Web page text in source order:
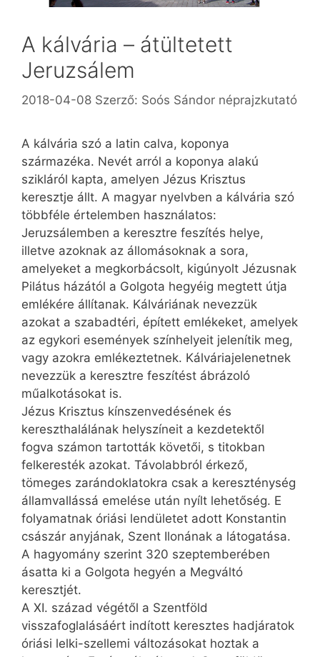
A kálvária – átültetett
Jeruzsálem
2018-04-08 Szerző: Soós Sándor néprajzkutató
A kálvária szó a latin calva, koponya
származéka. Nevét arról a koponya alakú
szikláról kapta, amelyen Jézus Krisztus
keresztje állt. A magyar nyelvben a kálvária szó
többféle értelemben használatos:
Jeruzsálemben a keresztre feszítés helye,
illetve azoknak az állomásoknak a sora,
amelyeket a megkorbácsolt, kigúnyolt Jézusnak
Pilátus házától a Golgota hegyéig megtett útja
emlékére állítanak. Kálváriának nevezzük
azokat a szabadtéri, épített emlékeket, amelyek
az egykori események színhelyeit jelenítik meg,
vagy azokra emlékeztetnek. Kálváriajelenetnek
nevezzük a keresztre feszítést ábrázoló
műalkotásokat is.
Jézus Krisztus kínszenvedésének és
kereszthalálának helyszíneit a kezdetektől
fogva számon tartották követői, s titokban
felkeresték azokat. Távolabbról érkező,
tömeges zarándoklatokra csak a kereszténység
államvallássá emelése után nyílt lehetőség. E
folyamatnak óriási lendületet adott Konstantin
császár anyjának, Szent Ilonának a látogatása.
A hagyomány szerint 320 szeptemberében
ásatta ki a Golgota hegyén a Megváltó
keresztjét.
A XI. század végétől a Szentföld
visszafoglalásáért indított keresztes hadjáratok
óriási lelki-szellemi változásokat hoztak a